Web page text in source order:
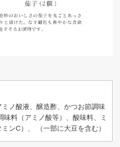
ノ酸液、醸造酢、かつお節調味
料（アミノ酸等）、酸味料、ミ
ンC）、 （一部に大豆を含む）